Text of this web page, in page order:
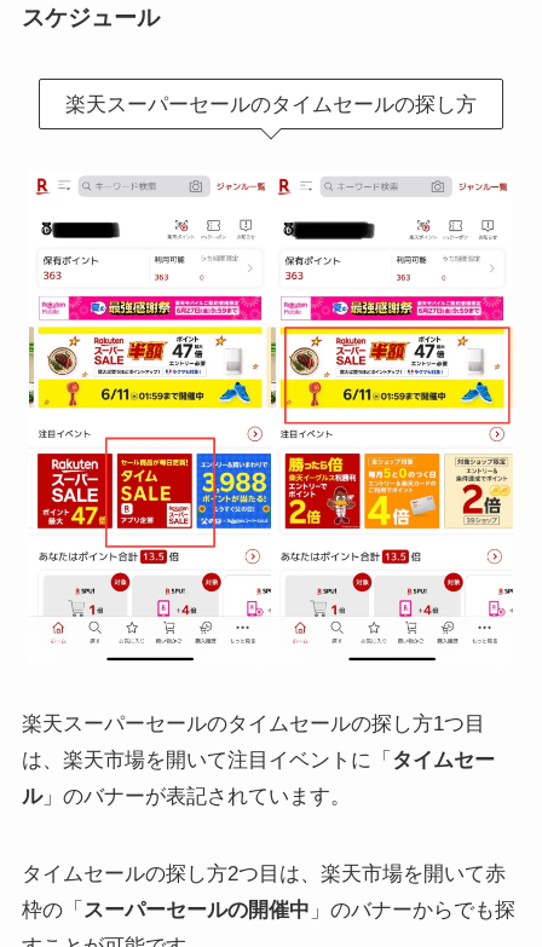
スケジュール
楽天スーパーセールのタイムセールの探し方
楽天スーパーセールのタイムセールの探し方1つ目
は、楽天市場を開いて注目イベントに「 タイムセー
ル」のバナーが表記されています。
タイムセールの探し方2つ目は、楽天市場を開いて赤
枠の「 スーパーセールの開催中 」のバナーからでも探